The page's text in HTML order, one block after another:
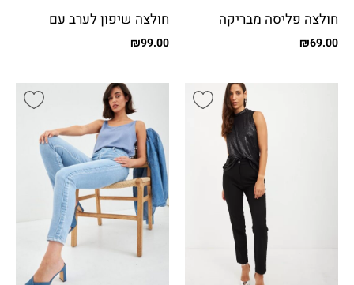
חולצה פליסה מבריקה
₪69.00
חולצה שיפון לערב עם
כפתורים קטנים
₪99.00